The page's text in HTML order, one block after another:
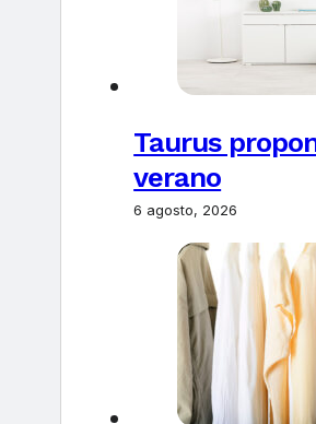
Taurus
verano
6 agosto, 2026